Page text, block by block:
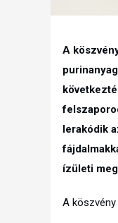
A
lerakódik
ízületi
A